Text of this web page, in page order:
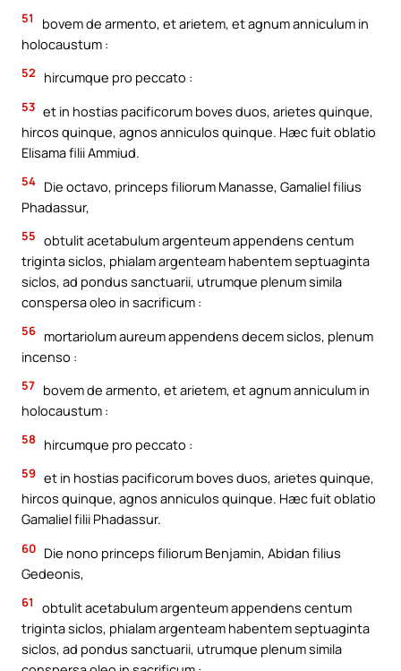
51
bovem de armento, et arietem, et agnum anniculum in
holocaustum :
52 hircumque pro peccato :
53 et in hostias pacificorum boves duos, arietes quinque,
hircos quinque, agnos anniculos quinque. Hæc fuit oblatio
Elisama filii Ammiud.
54 Die octavo, princeps filiorum Manasse, Gamaliel filius
Phadassur,
55 obtulit acetabulum argenteum appendens centum
triginta siclos, phialam argenteam habentem septuaginta
siclos, ad pondus sanctuarii, utrumque plenum simila
conspersa oleo in sacrificum :
56 mortariolum aureum appendens decem siclos, plenum
incenso :
57 bovem de armento, et arietem, et agnum anniculum in
holocaustum :
58 hircumque pro peccato :
59 et in hostias pacificorum boves duos, arietes quinque,
hircos quinque, agnos anniculos quinque. Hæc fuit oblatio
Gamaliel filii Phadassur.
60 Die nono princeps filiorum Benjamin, Abidan filius
Gedeonis,
61
obtulit acetabulum argenteum appendens centum
triginta siclos, phialam argenteam habentem septuaginta
siclos, ad pondus sanctuarii, utrumque plenum simila